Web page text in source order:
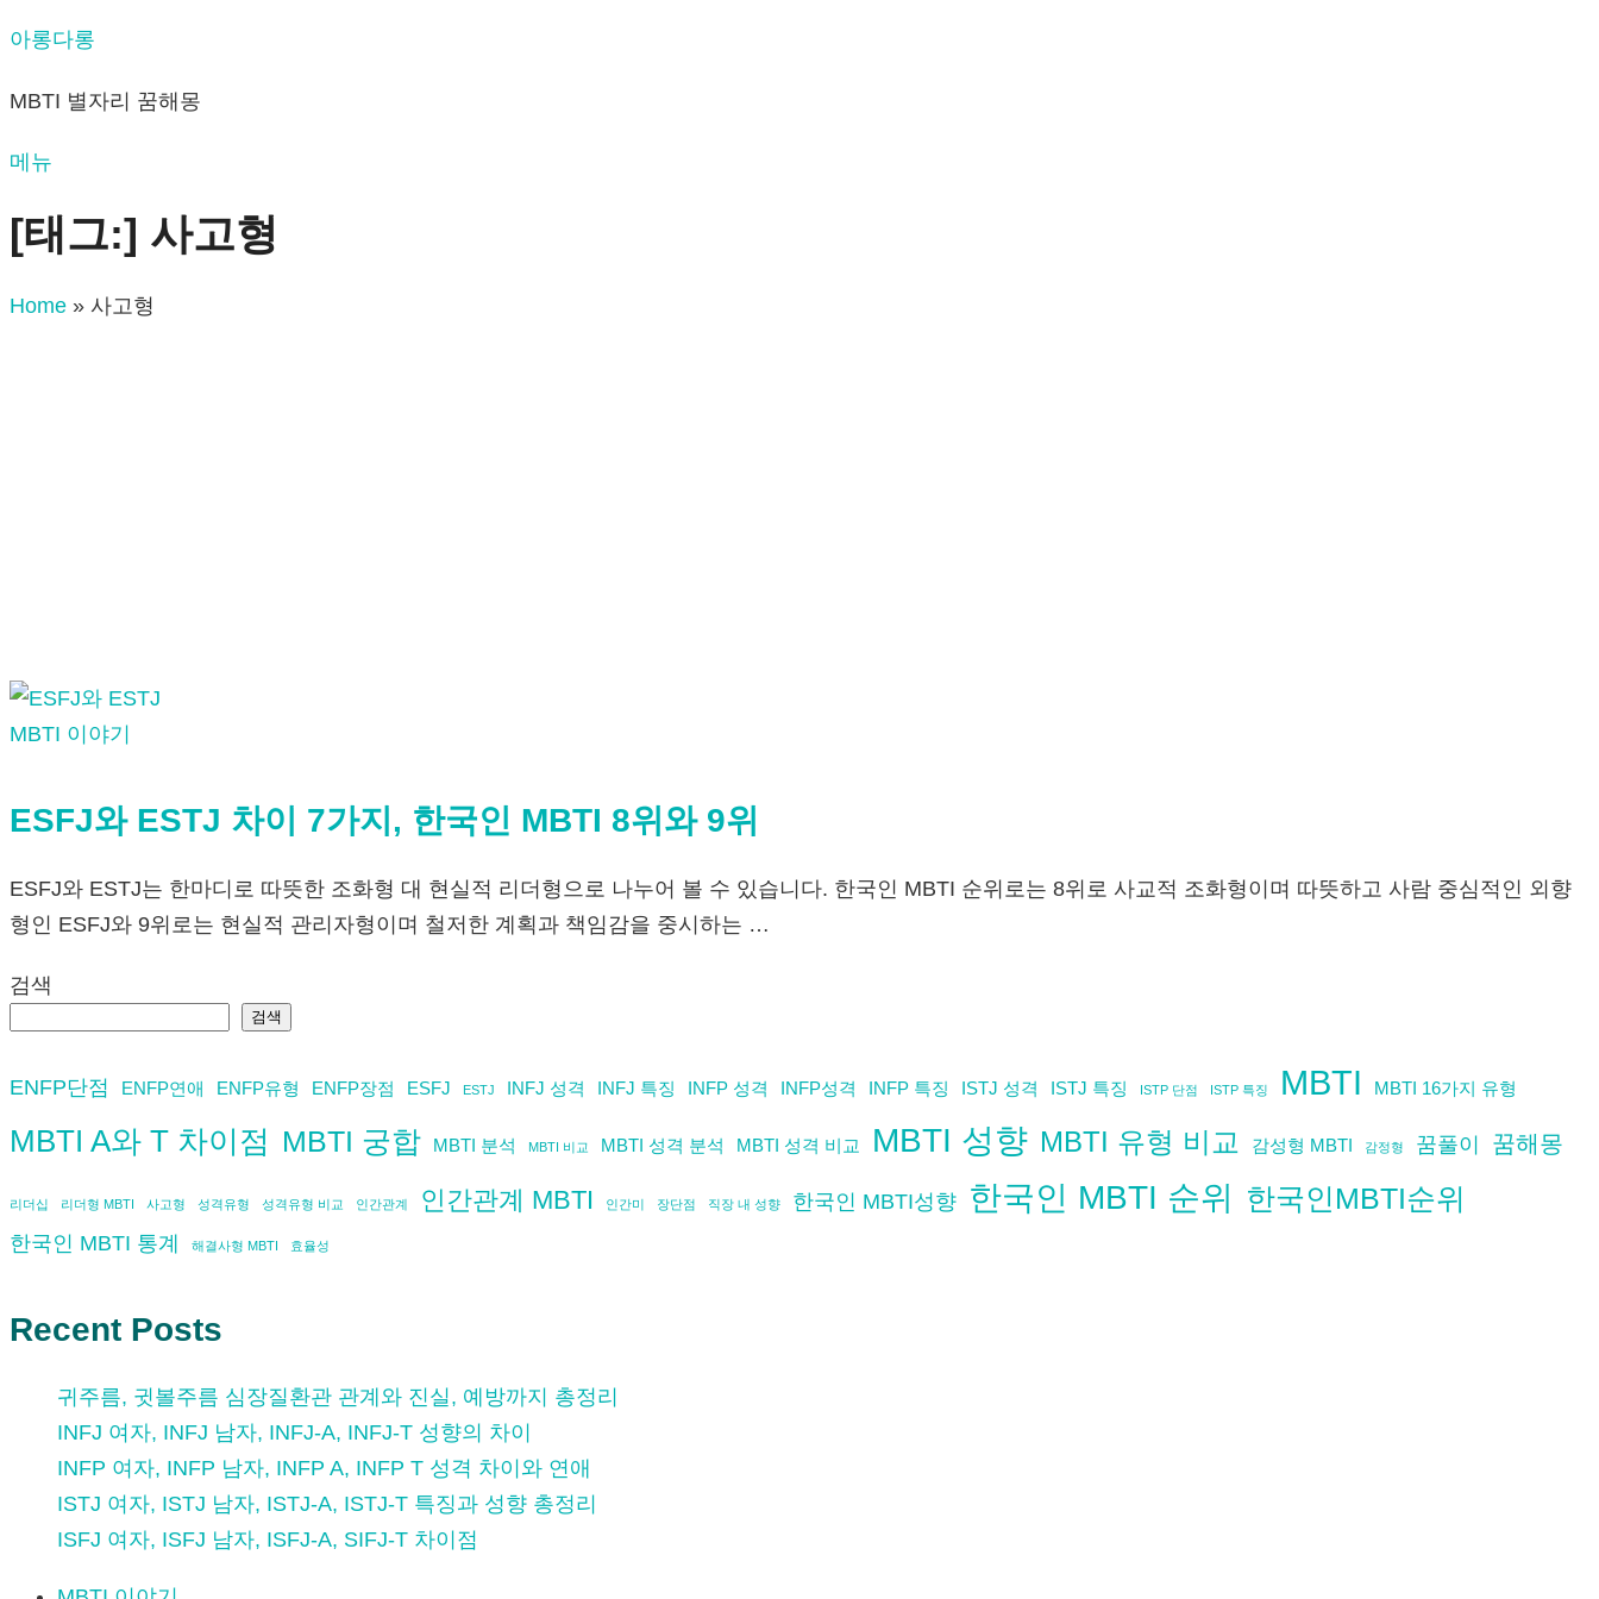
내
으
로
가
아롱다롱
MBTI 별자리 꿈해몽
메뉴
[태그:] 사고형
Home » 사고형
MBTI 이야기
ESFJ와 ESTJ 차이 7가지, 한국인 MBTI 8위와 9위
ESFJ와 ESTJ는 한마디로 따뜻한 조화형 대 현실적 리더형으로 나누어 볼 수 있습니다. 한국인 MBTI 순위로는 8위로 사교적 조화형이며 따뜻하고 사람 중심적인 외향
형인 ESFJ와 9위로는 현실적 관리자형이며 철저한 계획과 책임감을 중시하는 …
검색
검색
ENFP단점 ENFP연애 ENFP유형 ENFP장점 ESFJ ESTJ INFJ 성격 INFJ 특징 INFP 성격 INFP성격 INFP 특징 ISTJ 성격 ISTJ 특징 ISTP 단점 ISTP 특징 MBTI MBTI 16가지 유형
MBTI A와 T 차이점 MBTI 궁합 MBTI 분석 MBTI 비교 MBTI 성격 분석 MBTI 성격 비교 MBTI 성향 MBTI 유형 비교 감성형 MBTI 감정형 꿈풀이 꿈해몽
리더십 리더형 MBTI 사고형 성격유형 성격유형 비교 인간관계 인간관계 MBTI 인간미 장단점 직장 내 성향 한국인 MBTI성향 한국인 MBTI 순위 한국인MBTI순위
한국인 MBTI 통계 해결사형 MBTI 효율성
Recent Posts
귀주름, 귓볼주름 심장질환관 관계와 진실, 예방까지 총정리
INFJ 여자, INFJ 남자, INFJ-A, INFJ-T 성향의 차이
INFP 여자, INFP 남자, INFP A, INFP T 성격 차이와 연애
ISTJ 여자, ISTJ 남자, ISTJ-A, ISTJ-T 특징과 성향 총정리
ISFJ 여자, ISFJ 남자, ISFJ-A, SIFJ-T 차이점